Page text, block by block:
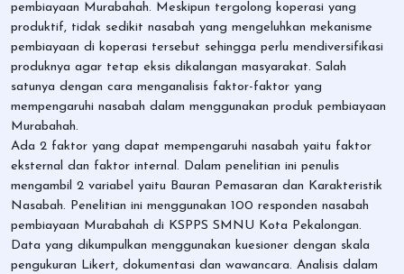
pembiayaan Murabahah. Meskipun tergolong koperasi yang
produktif, tidak sedikit nasabah yang mengeluhkan mekanisme
pembiayaan di koperasi tersebut sehingga perlu mendiversifikasi
produknya agar tetap eksis dikalangan masyarakat. Salah
satunya dengan cara menganalisis faktor-faktor yang
mempengaruhi nasabah dalam menggunakan produk pembiayaan
Murabahah.
Ada 2 faktor yang dapat mempengaruhi nasabah yaitu faktor
eksternal dan faktor internal. Dalam penelitian ini penulis
mengambil 2 variabel yaitu Bauran Pemasaran dan Karakteristik
Nasabah. Penelitian ini menggunakan 100 responden nasabah
pembiayaan Murabahah di KSPPS SMNU Kota Pekalongan.
Data yang dikumpulkan menggunakan kuesioner dengan skala
pengukuran Likert, dokumentasi dan wawancara. Analisis dalam